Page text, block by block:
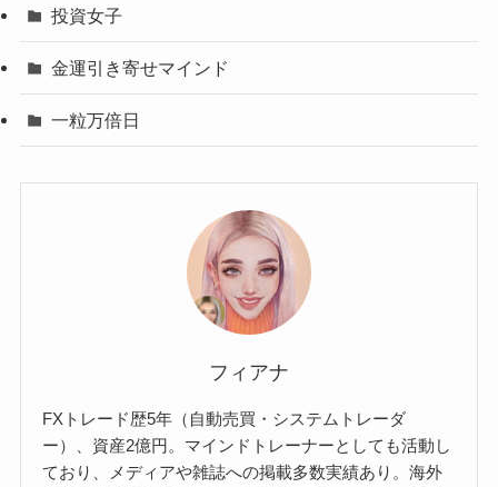
投資女子
金運引き寄せマインド
一粒万倍日
フィアナ
FXトレード歴5年（自動売買・システムトレーダ
ー）、資産2億円。マインドトレーナーとしても活動し
ており、メディアや雑誌への掲載多数実績あり。海外